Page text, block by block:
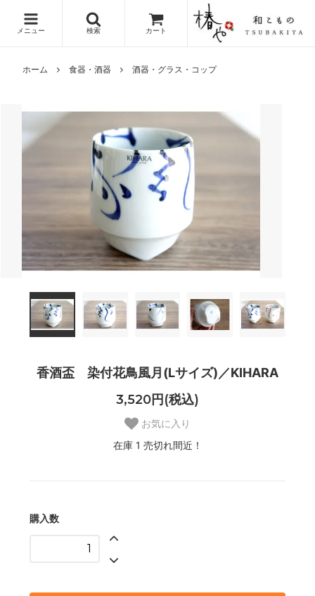
メニュー 検索 カート
ホーム 食器・酒器 酒器・グラス・コップ
香酒盃 染付花鳥風月(Lサイズ)／KIHARA
3,520円(税込)
お気に入り
在庫 1 売切れ間近！
購入数